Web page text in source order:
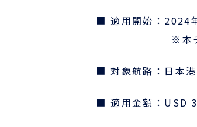
採用情報
今日は何の日
■ 適用開始： 2024
※本チャージは
■ 対象航路：日本
■ 適用金額： USD